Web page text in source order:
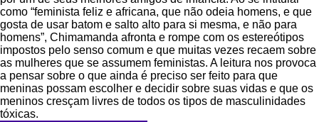
como “feminista feliz e africana, que não odeia homens, e que
gosta de usar batom e salto alto para si mesma, e não para
homens”, Chimamanda afronta e rompe com os estereótipos
impostos pelo senso comum e que muitas vezes recaem sobre
as mulheres que se assumem feministas. A leitura nos provoca
a pensar sobre o que ainda é preciso ser feito para que
meninas possam escolher e decidir sobre suas vidas e que os
meninos cresçam livres de todos os tipos de masculinidades
tóxicas.